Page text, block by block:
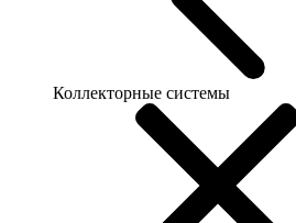
Коллекторные системы